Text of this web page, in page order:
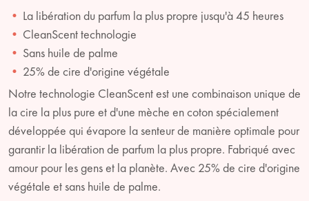
La libération du parfum la plus propre jusqu'à 45 heures
CleanScent technologie
Sans huile de palme
25% de cire d'origine végétale
Notre technologie CleanScent est une combinaison unique de
la cire la plus pure et d'une mèche en coton spécialement
développée qui évapore la senteur de manière optimale pour
garantir la libération de parfum la plus propre. Fabriqué avec
amour pour les gens et la planète. Avec 25% de cire d'origine
végétale et sans huile de palme.